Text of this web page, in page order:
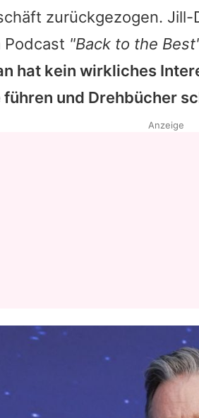
zurückgezogen. Jill-
Podcast "Back to the
hat kein wirkliches
führen und Drehbücher
Anzeige